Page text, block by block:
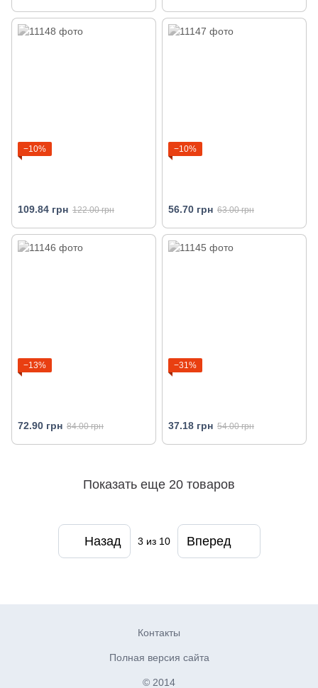
−10%
109.84 грн 122.00 грн
−10%
56.70 грн 63.00 грн
−13%
72.90 грн 84.00 грн
−31%
37.18 грн 54.00 грн
Показать еще 20 товаров
Назад 3 из 10 Вперед
Контакты
Полная версия сайта
© 2014